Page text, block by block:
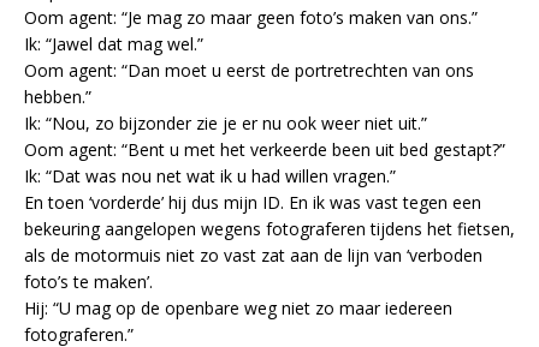
Oom agent: “Je mag zo maar geen foto’s maken van ons.”
Ik: “Jawel dat mag wel.”
Oom agent: “Dan moet u eerst de portretrechten van ons
hebben.”
Ik: “Nou, zo bijzonder zie je er nu ook weer niet uit.”
Oom agent: “Bent u met het verkeerde been uit bed gestapt?”
Ik: “Dat was nou net wat ik u had willen vragen.”
En toen ‘vorderde’ hij dus mijn ID. En ik was vast tegen een
bekeuring aangelopen wegens fotograferen tijdens het fietsen,
als de motormuis niet zo vast zat aan de lijn van ‘verboden
foto’s te maken’.
Hij: “U mag op de openbare weg niet zo maar iedereen
fotograferen.”